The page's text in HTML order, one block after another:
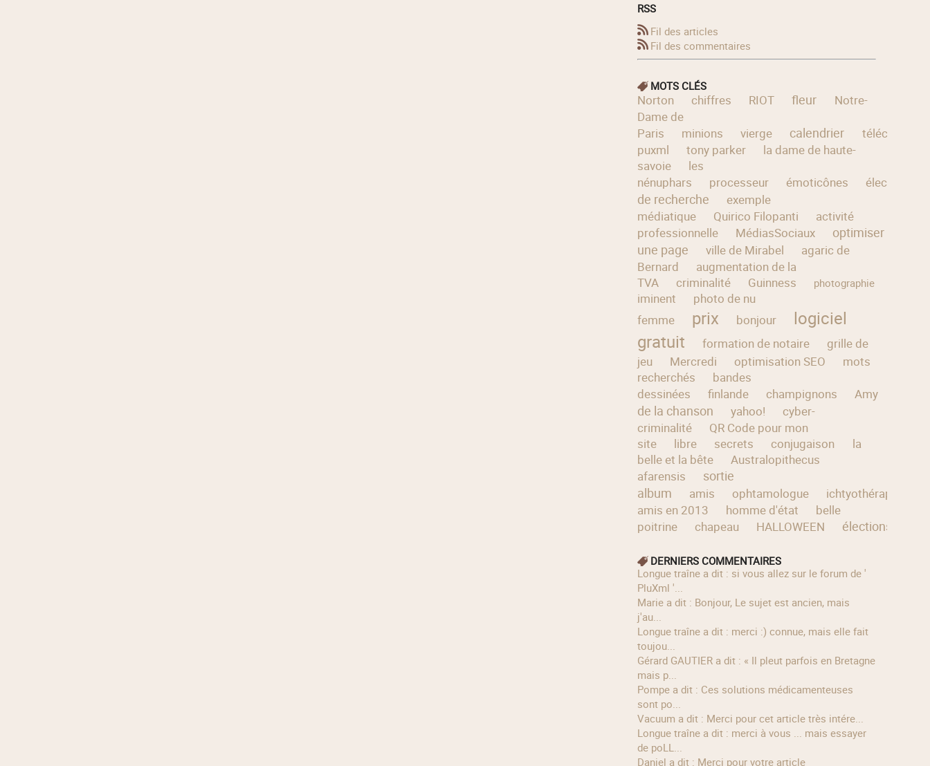
RSS
Fil des articles
Fil des commentaires
MOTS CLÉS
Norton chiffres RIOT fleur
Notre-
Dame de
Paris
minions vierge calendrier
télécharger
puxml
tony parker
la dame de haute-
savoie
les
nénuphars
processeur émoticônes électorat
de recherche
exemple
médiatique
Quirico Filopanti
activité
professionnelle
MédiasSociaux
optimiser
une page
ville de Mirabel
agaric de
Bernard
augmentation de la
TVA
criminalité Guinness photographie
iminent
photo de nu
femme
prix bonjour
logiciel
gratuit
formation de notaire
grille de
jeu
Mercredi optimisation SEO
mots
recherchés
bandes
dessinées
finlande champignons Amy
de la chanson
yahoo!
cyber-
criminalité
QR Code pour mon
site
libre secrets conjugaison
la
belle et la bête
Australopithecus
afarensis
sortie
album
amis ophtamologue ichtyothérapie
amis en 2013
homme d'état
belle
poitrine
chapeau HALLOWEEN élections
DERNIERS COMMENTAIRES
longue traîne a dit : si vous allez sur le forum de '
PluXml '...
Marie a dit : Bonjour, Le sujet est ancien, mais
j'au...
longue traîne a dit : merci :) connue, mais elle fait
toujou...
Gérard GAUTIER a dit : « Il pleut parfois en Bretagne
mais p...
Pompe a dit : Ces solutions médicamenteuses
sont po...
Vacuum a dit : Merci pour cet article très intére...
longue traîne a dit : merci à vous ... mais essayer
de poLL...
Daniel a dit : Merci pour votre article